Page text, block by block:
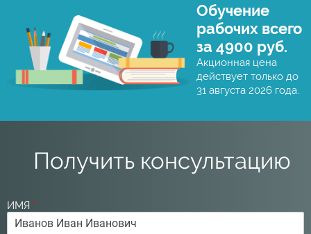
Обучение
рабочих всего
за 4900 руб.
Акционная цена
действует только до
31 августа 2026 года.
Получить консультацию
ИМЯ *